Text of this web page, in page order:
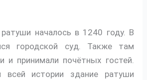
началось в 1240 году. В
городской суд. Также там
и принимали почётных гостей.
всей истории здание ратуши